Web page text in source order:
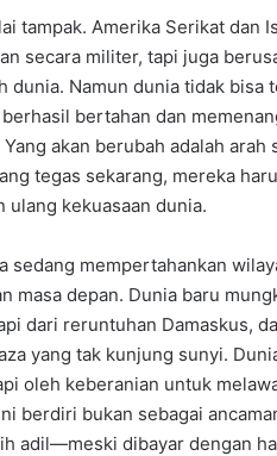
tampak. Amerika Serikat dan
secara militer, tapi juga
dunia. Namun dunia tidak bisa
bertahan dan
akan berubah adalah
tegas sekarang, mereka
ulang kekuasaan dunia.
sedang mempertahankan
masa depan. Dunia baru
dari reruntuhan Damaskus,
yang tak kunjung sunyi.
oleh keberanian untuk
berdiri bukan sebagai
adil—meski dibayar dengan